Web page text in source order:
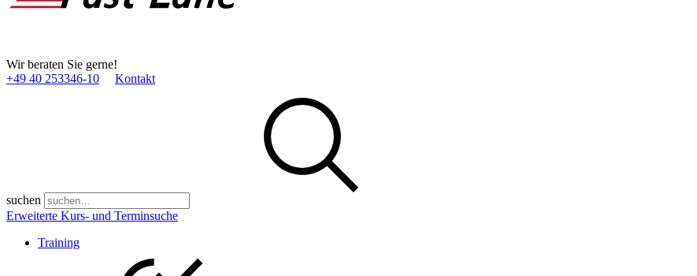
Wir beraten Sie gerne!
+49 40 253346­-10
Kontakt
suchen
Erweiterte Kurs- und Terminsuche
Training